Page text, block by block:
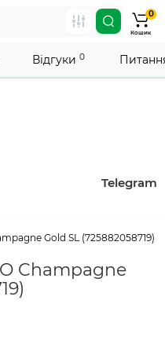
припинено. Ми
відновити прийом
Telegram
0
Кошик
Gold SL (725882058719)
Champagne
Відгуки 0